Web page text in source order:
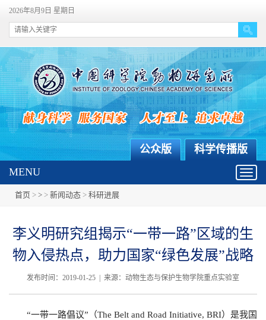
2026年8月9日 星期日
科学传播版
公众版
MENU
首页 > > > 新闻动态 > 科研进展
李义明研究组揭示“一带一路”区域的生
物入侵热点，助力国家“绿色发展”战略
发布时间：2019-01-25 | 来源：动物生态与保护生物学院重点实验室
“一带一路倡议”（The Belt and Road Initiative, BRI）是我国